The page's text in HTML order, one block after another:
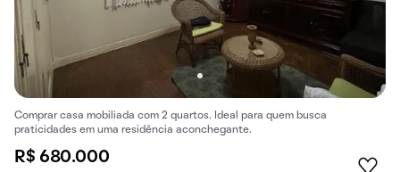
Comprar casa mobiliada com 2 quartos. Ideal para quem busca
praticidades em uma residência aconchegante.
R$ 680.000